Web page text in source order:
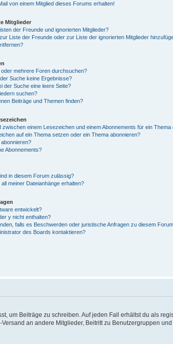
von einem Mitglied dieses Forums erhalten!
Mitglieder
der Freunde und ignorierten Mitglieder?
Liste der Freunde oder zur Liste der ignorierten Mitglieder
mehrere Foren durchsuchen?
Suche keine Ergebnisse?
der Suche eine leere Seite?
suchen?
Beiträge und Themen finden?
einem Lesezeichen und einem Abonnements für ein Thema
auf ein Thema setzen oder ein Thema abonnieren?
Abonnements?
in diesem Forum zulässig?
meiner Dateianhänge erhalten?
entwickelt?
y nicht enthalten?
falls es Beschwerden oder juristische Anfragen zu diesem
des Boards kontaktieren?
um Beiträge zu schreiben. Auf jeden Fall erhältst du als
an andere Mitglieder, Beitritt zu Benutzergruppen und